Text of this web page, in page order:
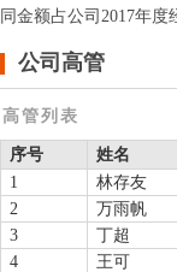
同金额占公司2017年
公司高管
高管列表
序号 姓名
1
林存友
2
万雨帆
3
丁超
4
王可